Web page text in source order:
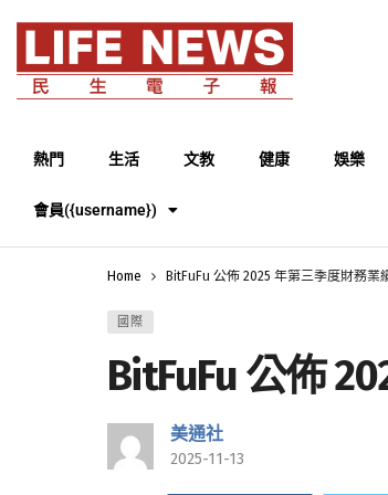
熱門 生活 文教 健康 娛樂
會員({username})
Home BitFuFu 公佈 2025 年第三季度財務業
國際
BitFuFu 公佈
美通社
2025-11-13